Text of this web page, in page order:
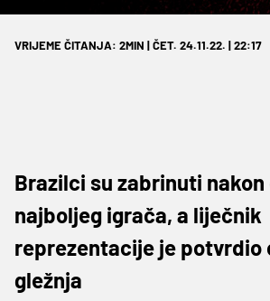
VRIJEME ČITANJA: 2MIN | ČET. 24.11.22. | 22:17
Brazilci su zabrinuti
najboljeg igrača, a liječnik
reprezentacije je potvrdio
gležnja